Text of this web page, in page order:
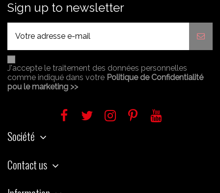
Sign up to newsletter
J'accepte le traitement des données personnelles
comme indiqué dans votre Politique de Confidentialité
pou le marketing >>
Société
Contact us